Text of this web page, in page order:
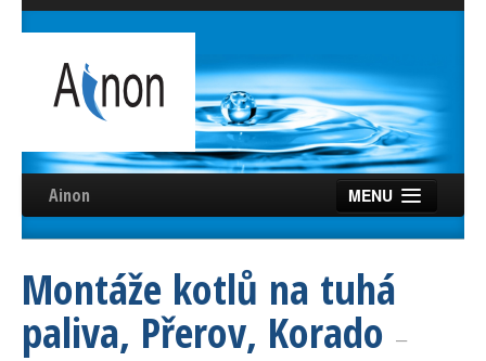
Ainon MENU
Úvod
Služby
Reference
Montáže kotlů na tuhá
paliva, Přerov, Korado –